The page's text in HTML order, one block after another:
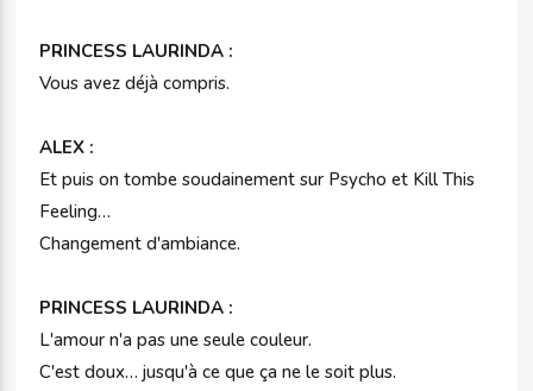
PRINCESS LAURINDA :
Vous avez déjà compris.
ALEX :
Et puis on tombe soudainement sur Psycho et Kill This
Feeling…
Changement d'ambiance.
PRINCESS LAURINDA :
L'amour n'a pas une seule couleur.
C'est doux… jusqu'à ce que ça ne le soit plus.